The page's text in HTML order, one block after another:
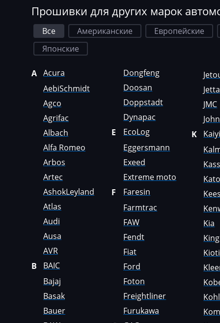
Changan
Changhe
Chery
Citroen
Claas
CMI
Cupra
Dacia
Daewoo
Daihatsu
Dammann
Derways
Прошивки для других марок
Все Американские Европейские
Японские
A Acura
AebiSchmidt
Agco
Agrifac
Albach
Alfa Romeo
Arbos
Artec
AshokLeyland
Atlas
Audi
Ausa
AVR
B
BAIC
Bajaj
Basak
Bauer
Dongfeng
Doosan
Doppstadt
Dynapac
E
EcoLog
Eggersmann
Exeed
Extreme moto
F
Faresin
Farmtrac
FAW
Fendt
Fiat
Ford
Foton
Freightliner
Furukawa
Jetta
JMC
K
Kaiyi
Kato
Kia
Kioti